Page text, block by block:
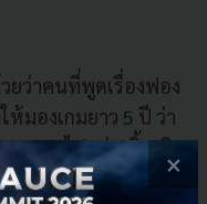
ยว่าคนที่พูดเรื่องฟอง
มองเกมยาว 5 ปี ว่า
องเราไปอย่างสิ้นเชิง
นั้นอย่างเต็มเปี่ยม
×